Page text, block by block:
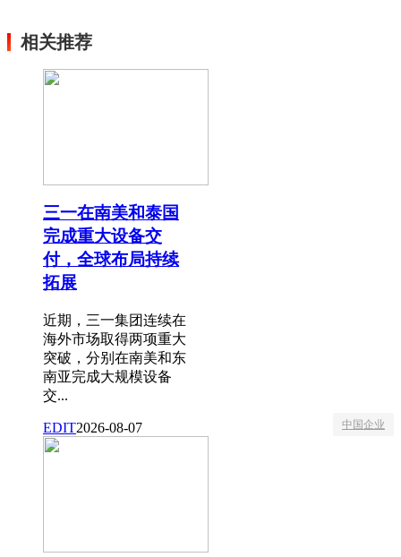
相关推荐
三一在南美和泰国
完成重大设备交
付，全球布局持续
拓展
近期，三一集团连续在
海外市场取得两项重大
突破，分别在南美和东
南亚完成大规模设备
交...
EDIT2026-08-07 中国企业